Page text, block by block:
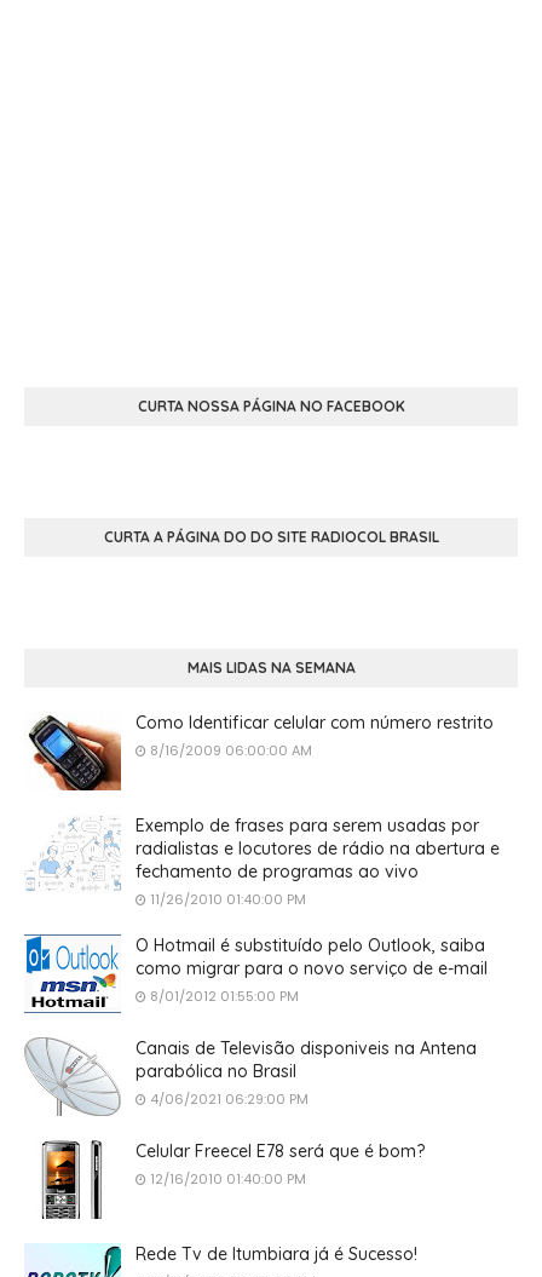
CURTA NOSSA PÁGINA NO FACEBOOK
CURTA A PÁGINA DO DO SITE RADIOCOL BRASIL
MAIS LIDAS NA SEMANA
Como Identificar celular com número restrito
8/16/2009 06:00:00 AM
Exemplo de frases para serem usadas por
radialistas e locutores de rádio na abertura e
fechamento de programas ao vivo
11/26/2010 01:40:00 PM
O Hotmail é substituído pelo Outlook, saiba
como migrar para o novo serviço de e-mail
8/01/2012 01:55:00 PM
Canais de Televisão disponiveis na Antena
parabólica no Brasil
4/06/2021 06:29:00 PM
Celular Freecel E78 será que é bom?
12/16/2010 01:40:00 PM
Rede Tv de Itumbiara já é Sucesso!